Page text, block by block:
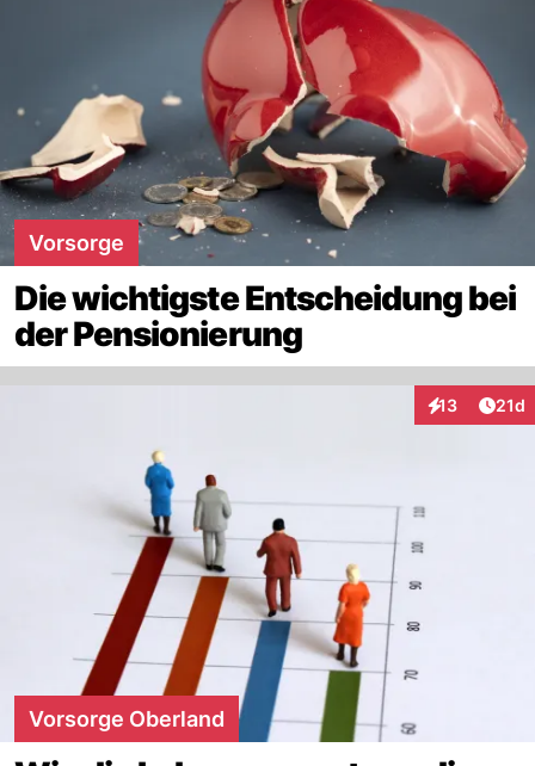
Vorsorge
Die wichtigste Entscheidung bei
der Pensionierung
13
Interaktionen
21d
Vorsorge Oberland